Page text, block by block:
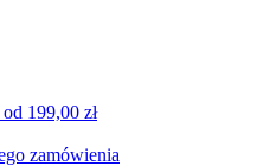
od 199,00 zł
zamówienia